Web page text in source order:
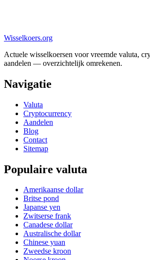
Wisselkoers.org
Actuele wisselkoersen voor vreemde valuta,
aandelen — overzichtelijk omrekenen.
Navigatie
Valuta
Cryptocurrency
Aandelen
Blog
Contact
Sitemap
Populaire valuta
Amerikaanse dollar
Britse pond
Japanse yen
Zwitserse frank
Canadese dollar
Australische dollar
Chinese yuan
Zweedse kroon